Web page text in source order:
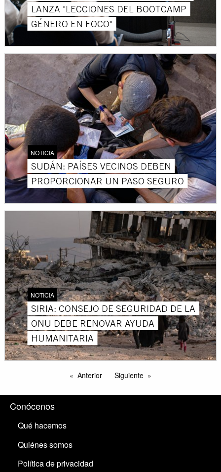
LANZA "LECCIONES DEL BOOTCAMP
GÉNERO EN FOCO"
NOTICIA
SUDÁN: PAÍSES VECINOS DEBEN
PROPORCIONAR UN PASO SEGURO
NOTICIA
SIRIA: CONSEJO DE SEGURIDAD DE LA
ONU DEBE RENOVAR AYUDA
HUMANITARIA
Anterior Siguiente
Conócenos
Qué hacemos
Quiénes somos
Política de privacidad